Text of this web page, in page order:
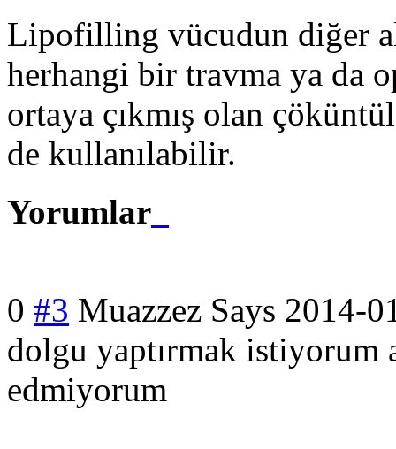
Lipofilling vücudun diğer
herhangi bir travma ya da
ortaya çıkmış olan
de kullanılabilir.
Yorumlar
0 #3 Muazzez Says 2014-
dolgu yaptırmak istiyorum
edmiyorum